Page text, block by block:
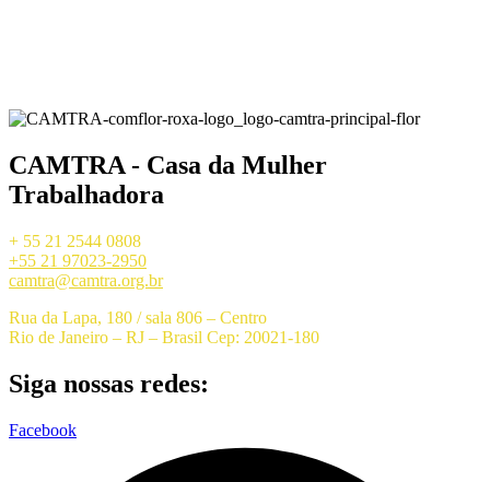
CAMTRA - Casa da Mulher
Trabalhadora
+ 55 21 2544 0808
+55 21 97023-2950
camtra@camtra.org.br
Rua da Lapa, 180 / sala 806 – Centro
Rio de Janeiro – RJ – Brasil Cep: 20021-180
Siga nossas redes:
Facebook